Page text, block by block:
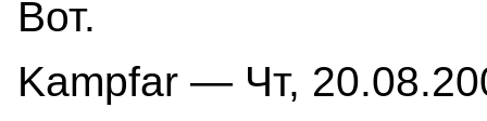
Вот.
Kampfar — Чт,